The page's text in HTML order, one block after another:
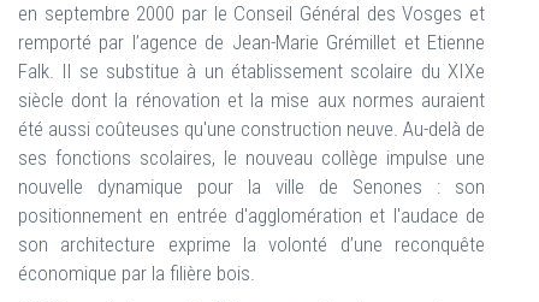
en septembre 2000 par le Conseil Général des Vosges et
remporté par l’agence de Jean-Marie Grémillet et Etienne
Falk. Il se substitue à un établissement scolaire du XIXe
siècle dont la rénovation et la mise aux normes auraient
été aussi coûteuses qu'une construction neuve. Au-delà de
ses fonctions scolaires, le nouveau collège impulse une
nouvelle dynamique pour la ville de Senones : son
positionnement en entrée d'agglomération et l'audace de
son architecture exprime la volonté d’une reconquête
économique par la filière bois.